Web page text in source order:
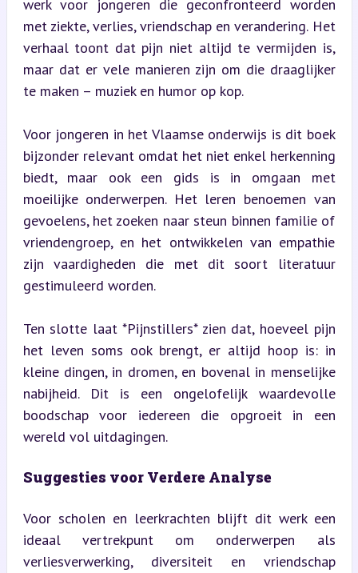
werk voor jongeren die geconfronteerd worden
met ziekte, verlies, vriendschap en verandering. Het
verhaal toont dat pijn niet altijd te vermijden is,
maar dat er vele manieren zijn om die draaglijker
te maken – muziek en humor op kop.
Voor jongeren in het Vlaamse onderwijs is dit boek
bijzonder relevant omdat het niet enkel herkenning
biedt, maar ook een gids is in omgaan met
moeilijke onderwerpen. Het leren benoemen van
gevoelens, het zoeken naar steun binnen familie of
vriendengroep, en het ontwikkelen van empathie
zijn vaardigheden die met dit soort literatuur
gestimuleerd worden.
Ten slotte laat *Pijnstillers* zien dat, hoeveel pijn
het leven soms ook brengt, er altijd hoop is: in
kleine dingen, in dromen, en bovenal in menselijke
nabijheid. Dit is een ongelofelijk waardevolle
boodschap voor iedereen die opgroeit in een
wereld vol uitdagingen.
Suggesties voor Verdere Analyse
Voor scholen en leerkrachten blijft dit werk een
ideaal vertrekpunt om onderwerpen als
verliesverwerking, diversiteit en vriendschap